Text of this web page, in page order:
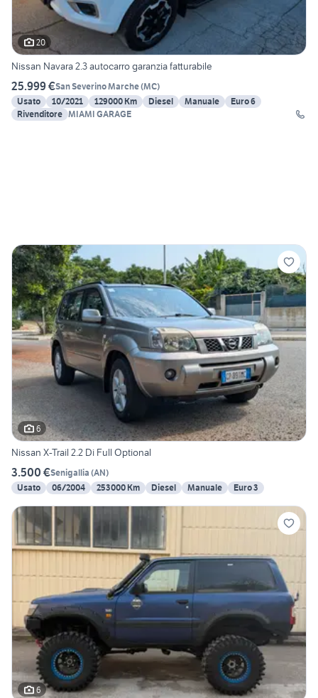
20
Nissan Navara 2.3 autocarro garanzia fatturabile
25.999 €San Severino Marche(MC)
Usato
10/2021 129000 Km Diesel Manuale
Euro 6
Rivenditore MIAMI GARAGE
6
Nissan X-Trail 2.2 Di Full Optional
3.500 €Senigallia (AN)
Usato
06/2004 253000 Km Diesel Manuale Euro 3
6